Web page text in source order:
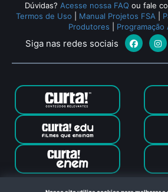
Dúvidas? Acesse nossa FAQ ou fale
Termos de Uso
Manual Projetos FSA
Produtores
Programação
Siga nas redes sociais